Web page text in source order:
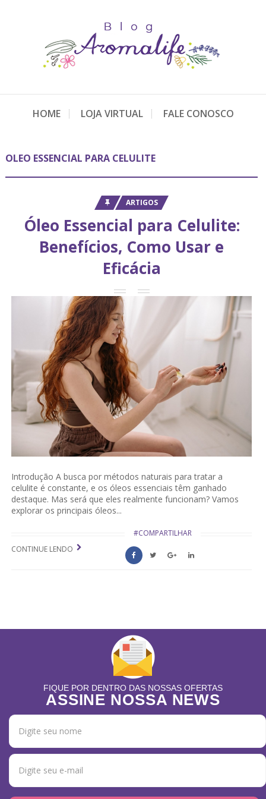
HOME LOJA VIRTUAL FALE CONOSCO
OLEO ESSENCIAL PARA CELULITE
ARTIGOS
Óleo Essencial para Celulite:
Benefícios, Como Usar e
Eficácia
Introdução A busca por métodos naturais para tratar a
celulite é constante, e os óleos essenciais têm ganhado
destaque. Mas será que eles realmente funcionam? Vamos
explorar os principais óleos...
CONTINUE LENDO
#COMPARTILHAR
FIQUE POR DENTRO DAS NOSSAS OFERTAS
ASSINE NOSSA NEWS